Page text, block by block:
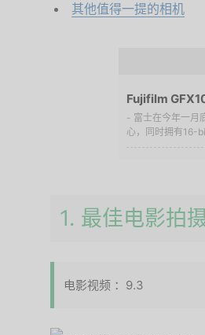
其他值得一提的相机
Fujifilm
- 富士在今年一月
心，同时拥有16-
1. 最佳电影拍
电影视频 ：9.3